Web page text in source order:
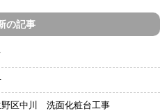
の記事
区中川 洗面化粧台工事